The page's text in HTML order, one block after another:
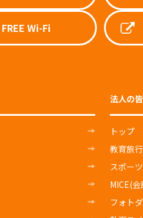
FREE Wi-Fi
法人の
トップ
教育旅行
スポー
MICE(
フォト